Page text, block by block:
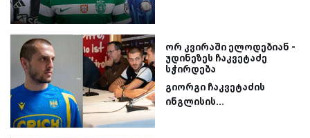
ორ კვირაში ელოდებიან -
უდინეზეს ჩაკვეტაძე
სჭირდება
გიორგი ჩაკვეტაძის
ინგლისის...